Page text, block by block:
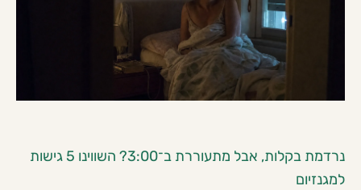
נרדמת בקלות, אבל מתעוררת ב־3:00? השווינו 5 גישות
למגנזיום